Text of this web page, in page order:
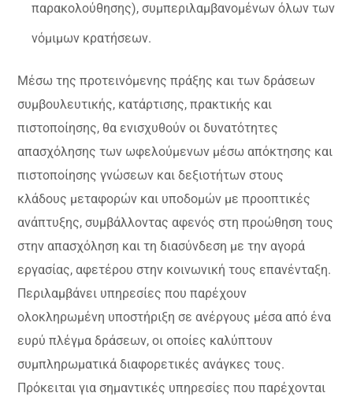
παρακολούθησης), συμπεριλαμβανομένων όλων των
νόμιμων κρατήσεων.
Μέσω της προτεινόμενης πράξης και των δράσεων
συμβουλευτικής, κατάρτισης, πρακτικής και
πιστοποίησης, θα ενισχυθούν οι δυνατότητες
απασχόλησης των ωφελούμενων μέσω απόκτησης και
πιστοποίησης γνώσεων και δεξιοτήτων στους
κλάδους μεταφορών και υποδομών με προοπτικές
ανάπτυξης, συμβάλλοντας αφενός στη προώθηση τους
στην απασχόληση και τη διασύνδεση με την αγορά
εργασίας, αφετέρου στην κοινωνική τους επανένταξη.
Περιλαμβάνει υπηρεσίες που παρέχουν
ολοκληρωμένη υποστήριξη σε ανέργους μέσα από ένα
ευρύ πλέγμα δράσεων, οι οποίες καλύπτουν
συμπληρωματικά διαφορετικές ανάγκες τους.
Πρόκειται για σημαντικές υπηρεσίες που παρέχονται